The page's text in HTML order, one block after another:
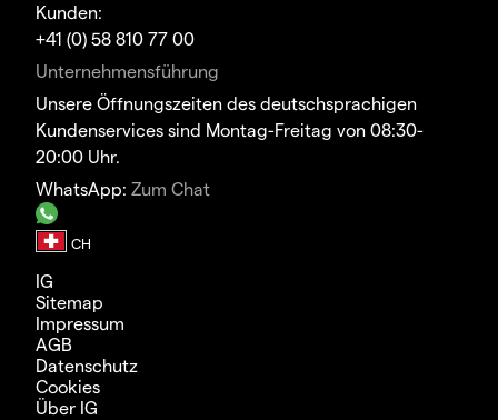
Kunden:
+41 (0) 58 810 77 00
Unternehmensführung
Unsere Öffnungszeiten des deutschsprachigen
Kundenservices sind Montag-Freitag von 08:30-
20:00 Uhr.
WhatsApp: Zum Chat
IG
Sitemap
Impressum
AGB
Datenschutz
Cookies
Über IG